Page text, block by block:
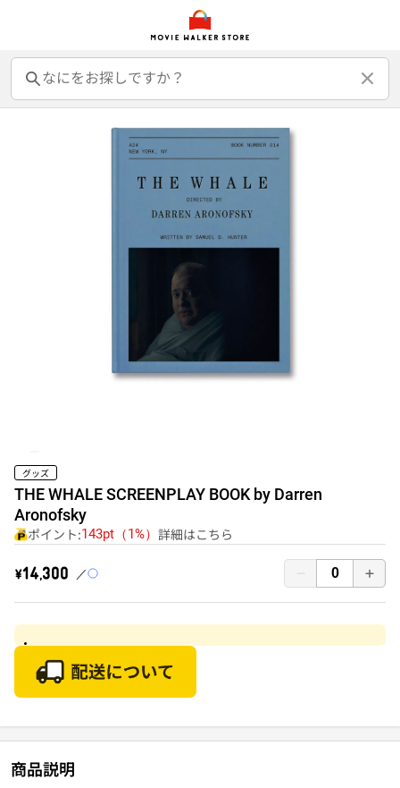
前売オンライン券 前売カード券 グッズ
グッズ
THE WHALE SCREENPLAY BOOK by Darren
Aronofsky
ポイント:143pt（1%） 詳細はこちら
￥14,300
商品説明